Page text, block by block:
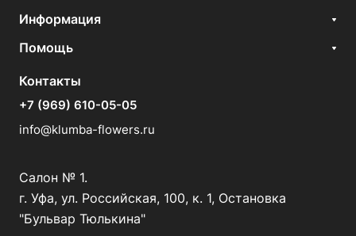
Информация
Помощь
Контакты
+7 (969) 610-05-05
info@klumba-flowers.ru
Салон № 1.
г. Уфа, ул. Российская, 100, к. 1, Остановка
"Бульвар Тюлькина"